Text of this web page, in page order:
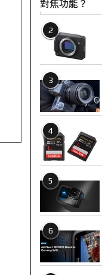
對焦功能？
2
3
4
5
6